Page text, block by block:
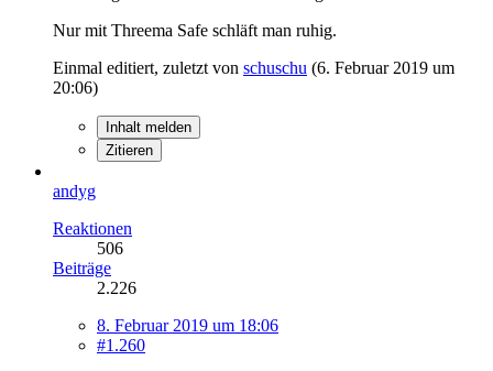
Nur mit Threema Safe schläft man ruhig.
Einmal editiert, zuletzt von schuschu (6. Februar 2019 um
20:06)
Inhalt melden
Zitieren
andyg
Reaktionen
506
Beiträge
2.226
8. Februar 2019 um 18:06
#1.260